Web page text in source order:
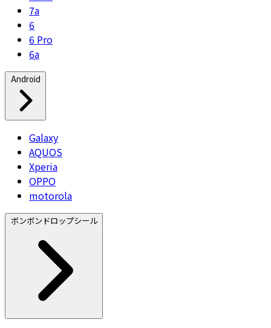
7a
6
6 Pro
6a
Android
Galaxy
AQUOS
Xperia
OPPO
motorola
ボンボンドロップシール